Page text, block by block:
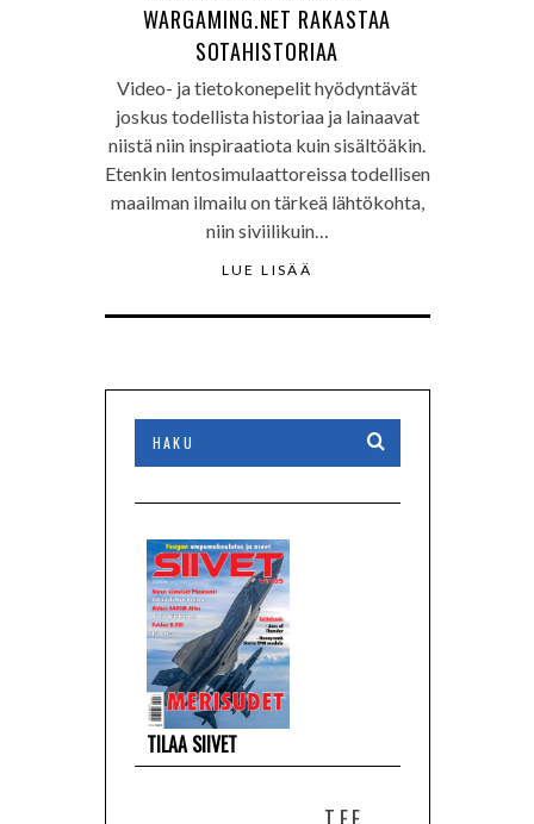
WARGAMING.NET RAKASTAA
SOTAHISTORIAA
Video- ja tietokonepelit hyödyntävät
joskus todellista historiaa ja lainaavat
niistä niin inspiraatiota kuin sisältöäkin.
Etenkin lentosimulaattoreissa todellisen
maailman ilmailu on tärkeä lähtökohta,
niin siviilikuin…
LUE LISÄÄ
TILAA SIIVET
TEE